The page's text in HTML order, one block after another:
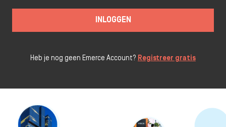
INLOGGEN
Heb je nog geen Emerce Account? Registreer gratis